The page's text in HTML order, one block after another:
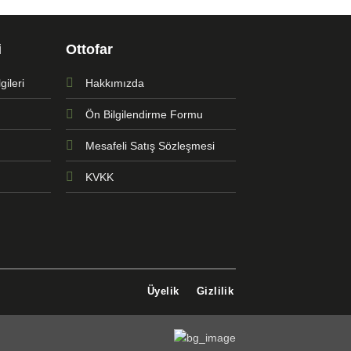
Ottofar
Hakkımızda
Ön Bilgilendirme Formu
Mesafeli Satış Sözleşmesi
KVKK
Üyelik Gizlilik